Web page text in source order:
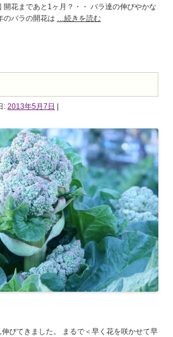
開花まであと1ヶ月？・・ バラ達の伸びやかな
のバラの開花は …続きを読む
: 2013年5月7日 |
びてきました。 まるで＜早く花を咲かせて早